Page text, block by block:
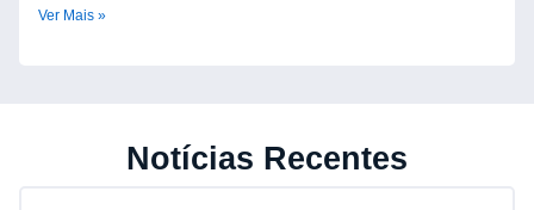
Ver Mais »
Notícias Recentes